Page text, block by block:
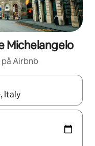
Michelangelo
Airbnb
navigera med upp- och